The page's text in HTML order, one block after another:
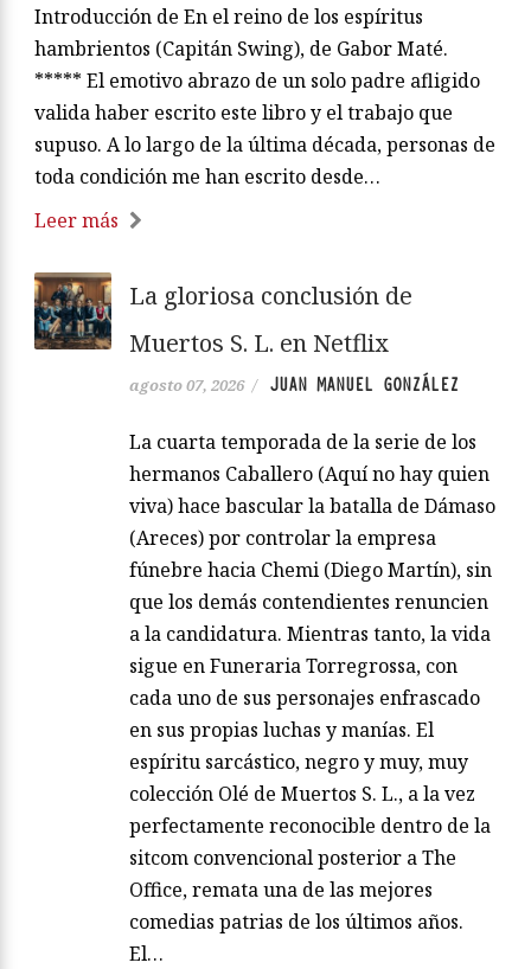
Introducción de En el reino de los espíritus
hambrientos (Capitán Swing), de Gabor Maté.
***** El emotivo abrazo de un solo padre afligido
valida haber escrito este libro y el trabajo que
supuso. A lo largo de la última década, personas de
toda condición me han escrito desde…
Leer más
La gloriosa conclusión de
Muertos S. L. en Netflix
agosto 07, 2026 / JUAN MANUEL GONZÁLEZ
La cuarta temporada de la serie de los
hermanos Caballero (Aquí no hay quien
viva) hace bascular la batalla de Dámaso
(Areces) por controlar la empresa
fúnebre hacia Chemi (Diego Martín), sin
que los demás contendientes renuncien
a la candidatura. Mientras tanto, la vida
sigue en Funeraria Torregrossa, con
cada uno de sus personajes enfrascado
en sus propias luchas y manías. El
espíritu sarcástico, negro y muy, muy
colección Olé de Muertos S. L., a la vez
perfectamente reconocible dentro de la
sitcom convencional posterior a The
Office, remata una de las mejores
comedias patrias de los últimos años.
El…